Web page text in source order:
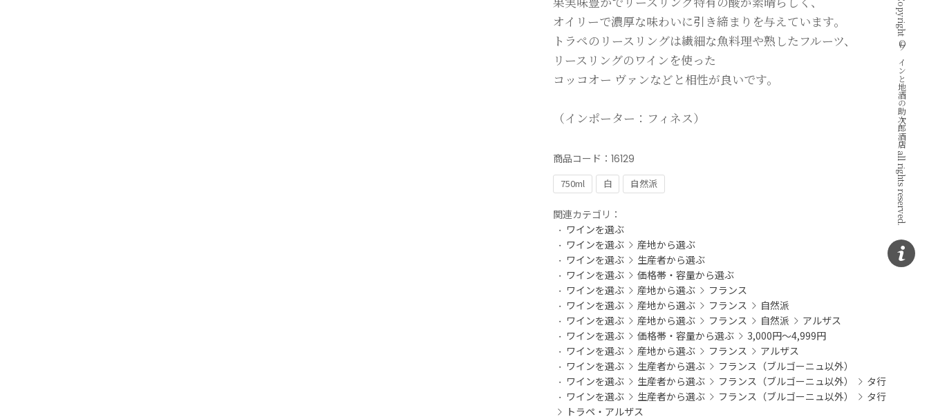
オイリーで濃厚な味わいに引き締まりを与えています。
トラペのリースリングは繊細な魚料理や熟したフルーツ、
リースリングのワインを使った
コッコオー ヴァンなどと相性が良いです。
（インポーター：フィネス）
商品コード：16129
750ml 白 自然派
関連カテゴリ：
ワインを選ぶ
ワインを選ぶ
産地から選ぶ
ワインを選ぶ
生産者から選ぶ
ワインを選ぶ
価格帯・容量から選ぶ
ワインを選ぶ
産地から選ぶ
フランス
ワインを選ぶ
産地から選ぶ フランス
自然派
ワインを選ぶ
産地から選ぶ フランス 自然派
アルザス
ワインを選ぶ
価格帯・容量から選ぶ
3,000円～4,999円
ワインを選ぶ
産地から選ぶ フランス
アルザス
ワインを選ぶ
生産者から選ぶ
フランス（ブルゴーニュ以外）
ワインを選ぶ
生産者から選ぶ フランス（ブルゴーニュ以外）
タ行
ワインを選ぶ
生産者から選ぶ フランス（ブルゴーニュ以外）
タ行
トラペ・アルザス
Copyright © ワインと地酒の助次郎酒店 all rights reserved.